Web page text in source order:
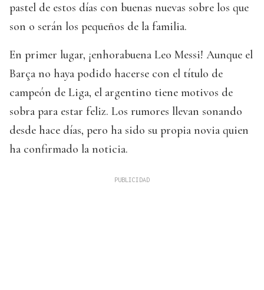
pastel de estos días con buenas nuevas sobre los que
son o serán los pequeños de la familia.
En primer lugar, ¡enhorabuena Leo Messi! Aunque el
Barça no haya podido hacerse con el título de
campeón de Liga, el argentino tiene motivos de
sobra para estar feliz. Los rumores llevan sonando
desde hace días, pero ha sido su propia novia quien
ha confirmado la noticia.